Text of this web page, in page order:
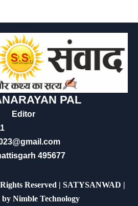
PAL
Editor
495677
Reserved | SATYSANWAD |
by Nimble Technology